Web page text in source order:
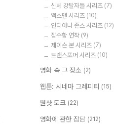
신체 강탈자들 시리즈 (7)
엑스맨 시리즈 (10)
인디아나 존스 시리즈 (12)
잠수함 연작 (9)
제이슨 본 시리즈 (7)
트랜스포머 시리즈 (10)
영화 속 그 장소 (2)
웹툰: 시네마 그레피티 (15)
원샷 토크 (22)
영화에 관한 잡담 (212)